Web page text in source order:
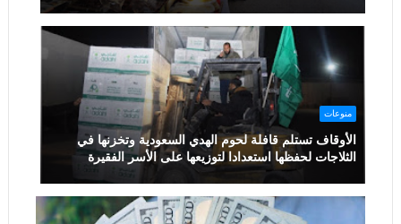
منوعات
الأوقاف تستلم قافلة لحوم الهدي السعودية وتخزنها في
الثلاجات لحفظها استعدادا لتوزيعها على الأسر الفقيرة